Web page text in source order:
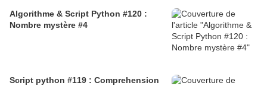
Algorithme & Script Python #120 :
Nombre mystère #4
Script python #119 : Comprehension